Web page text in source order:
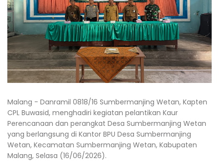
Malang - Danramil 0818/16 Sumbermanjing Wetan, Kapten
CPL Buwasid, menghadiri kegiatan pelantikan Kaur
Perencanaan dan perangkat Desa Sumbermanjing Wetan
yang berlangsung di Kantor BPU Desa Sumbermanjing
Wetan, Kecamatan Sumbermanjing Wetan, Kabupaten
Malang, Selasa (16/06/2026).